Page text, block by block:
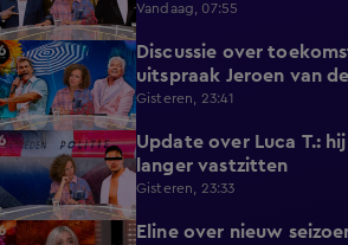
Vandaag, 07:55
1:48
Discussie over
uitspraak Jeroen van
Gisteren, 23:41
1:34
Update over Luca T.:
langer vastzitten
Gisteren, 23:33
3:33
Eline over nieuw